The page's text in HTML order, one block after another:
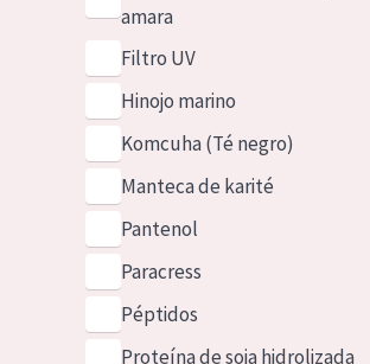
amara
Filtro UV
Hinojo marino
Komcuha (Té negro)
Manteca de karité
Pantenol
Paracress
Péptidos
Proteína de soja hidrolizada